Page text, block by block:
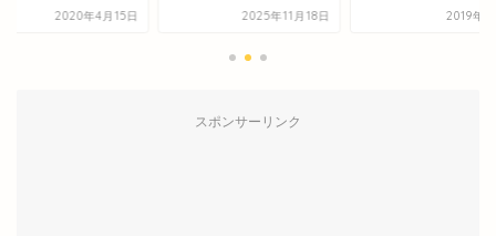
2020年4月15日 2025年11月18日 2019年6
スポンサーリンク